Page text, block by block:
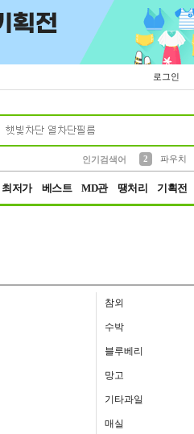
로그인
인기검색어
2
파우치
최저가 베스트 MD관 땡처리 기획전
참외
수박
블루베리
망고
기타과일
매실